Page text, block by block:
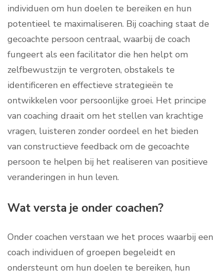
individuen om hun doelen te bereiken en hun
potentieel te maximaliseren. Bij coaching staat de
gecoachte persoon centraal, waarbij de coach
fungeert als een facilitator die hen helpt om
zelfbewustzijn te vergroten, obstakels te
identificeren en effectieve strategieën te
ontwikkelen voor persoonlijke groei. Het principe
van coaching draait om het stellen van krachtige
vragen, luisteren zonder oordeel en het bieden
van constructieve feedback om de gecoachte
persoon te helpen bij het realiseren van positieve
veranderingen in hun leven.
Wat versta je onder coachen?
Onder coachen verstaan we het proces waarbij een
coach individuen of groepen begeleidt en
ondersteunt om hun doelen te bereiken, hun